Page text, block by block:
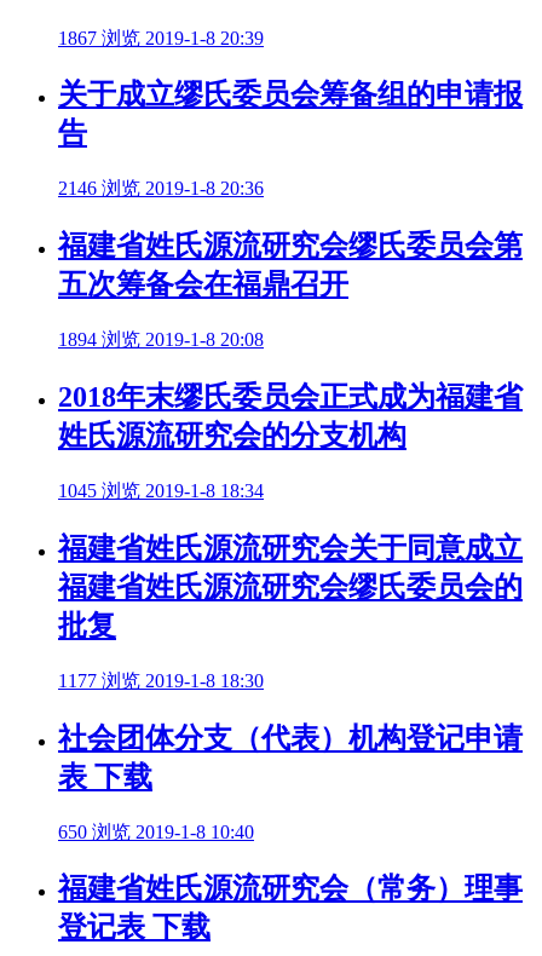
1867 浏览 2019-1-8 20:39
关于成立缪氏委员会筹备组的申请报
告
2146 浏览 2019-1-8 20:36
福建省姓氏源流研究会缪氏委员会第
五次筹备会在福鼎召开
1894 浏览 2019-1-8 20:08
2018年末缪氏委员会正式成为福建省
姓氏源流研究会的分支机构
1045 浏览 2019-1-8 18:34
福建省姓氏源流研究会关于同意成立
福建省姓氏源流研究会缪氏委员会的
批复
1177 浏览 2019-1-8 18:30
社会团体分支（代表）机构登记申请
表 下载
650 浏览 2019-1-8 10:40
福建省姓氏源流研究会（常务）理事
登记表 下载